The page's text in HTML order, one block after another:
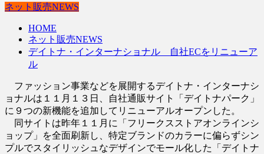
ネット販売NEWS
HOME
ネット販売NEWS
デイトナ・インターナショナル 自社ECをリニューア
ル
ファッション事業などを展開するデイトナ・インターナシ
ョナルは１１月１３日、自社通販サイト「デイトナパーク」
に９つの新機能を追加してリニューアルオープンした。
同サイトは昨年１１月に「フリークスストアオンラインシ
ョップ」を全面刷新し、特定ブランドのカラーに偏らずシン
プルでスタイリッシュなデザインでモール化した「デイトナ